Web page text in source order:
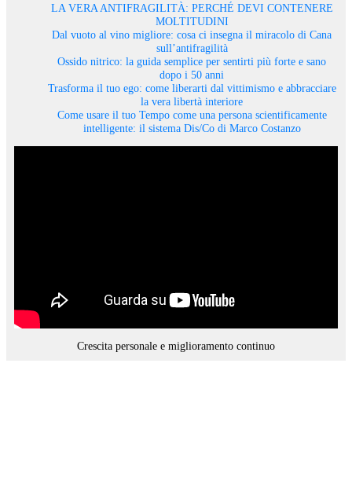
LA VERA ANTIFRAGILITÀ: PERCHÉ DEVI CONTENERE
MOLTITUDINI
Dal vuoto al vino migliore: cosa ci insegna il miracolo di Cana
sull’antifragilità
Ossido nitrico: la guida semplice per sentirti più forte e sano
dopo i 50 anni
Trasforma il tuo ego: come liberarti dal vittimismo e abbracciare
la vera libertà interiore
Come usare il tuo Tempo come una persona scientificamente
intelligente: il sistema Dis/Co di Marco Costanzo
Crescita personale e miglioramento continuo